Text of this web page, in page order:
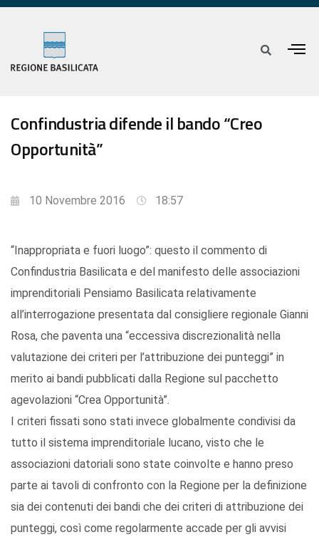
Confindustria difende il bando “Creo
Opportunità”
10 Novembre 2016 18:57
“Inappropriata e fuori luogo”: questo il commento di
Confindustria Basilicata e del manifesto delle associazioni
imprenditoriali Pensiamo Basilicata relativamente
all’interrogazione presentata dal consigliere regionale Gianni
Rosa, che paventa una “eccessiva discrezionalità nella
valutazione dei criteri per l’attribuzione dei punteggi” in
merito ai bandi pubblicati dalla Regione sul pacchetto
agevolazioni “Crea Opportunità”.
I criteri fissati sono stati invece globalmente condivisi da
tutto il sistema imprenditoriale lucano, visto che le
associazioni datoriali sono state coinvolte e hanno preso
parte ai tavoli di confronto con la Regione per la definizione
sia dei contenuti dei bandi che dei criteri di attribuzione dei
punteggi, così come regolarmente accade per gli avvisi